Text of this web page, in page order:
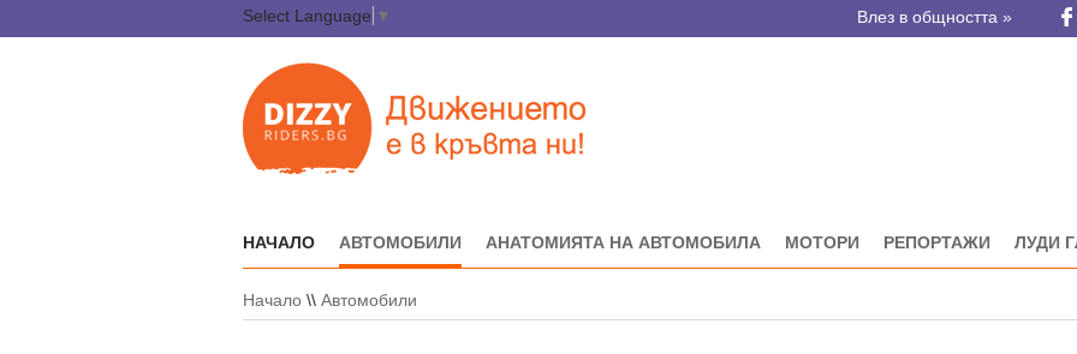
Select Language ▼ Влез в общността »
НАЧАЛО АВТОМОБИЛИ АНАТОМИЯТА НА АВТОМОБИЛА МОТОРИ РЕПОРТАЖИ ЛУДИ
Начало \\ Автомобили